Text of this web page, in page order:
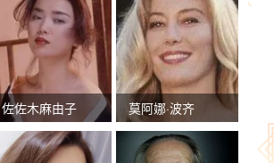
佐佐木麻由子 莫阿娜·波齐